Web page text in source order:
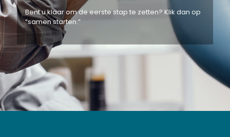
Bent u klaar om de eerste stap te zetten? Klik dan op
“samen starten.”